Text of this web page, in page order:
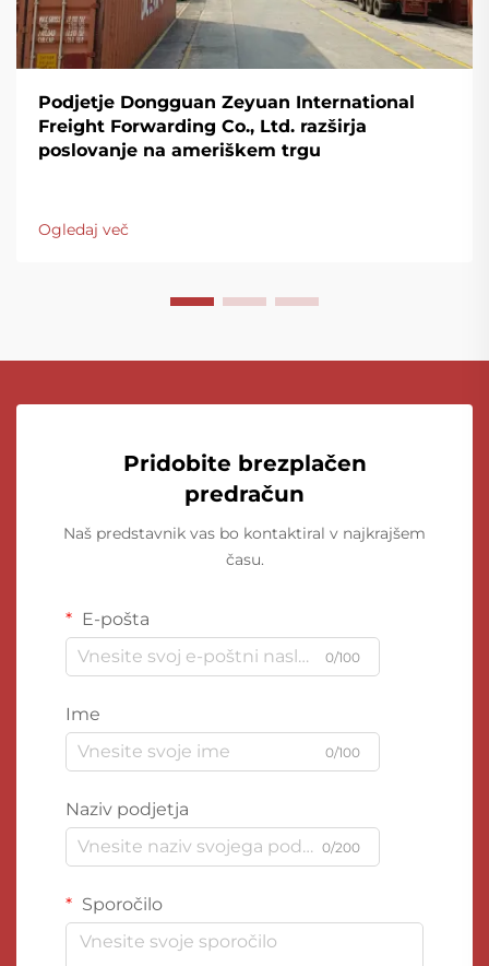
Podjetje Dongguan Zeyuan International
Freight Forwarding Co., Ltd. razširja
poslovanje na ameriškem trgu
Ogledaj več
Pridobite brezplačen
predračun
Naš predstavnik vas bo kontaktiral v najkrajšem
času.
E-pošta
0/100
Ime
0/100
Naziv podjetja
0/200
Sporočilo